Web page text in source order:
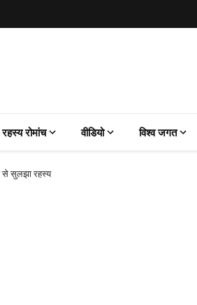
रहस्य रोमांच वीडियो विश्व जगत
से सुलझा रहस्य